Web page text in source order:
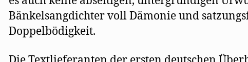
Bänkelsangdichter voll Dämonie und
Doppelbödigkeit.